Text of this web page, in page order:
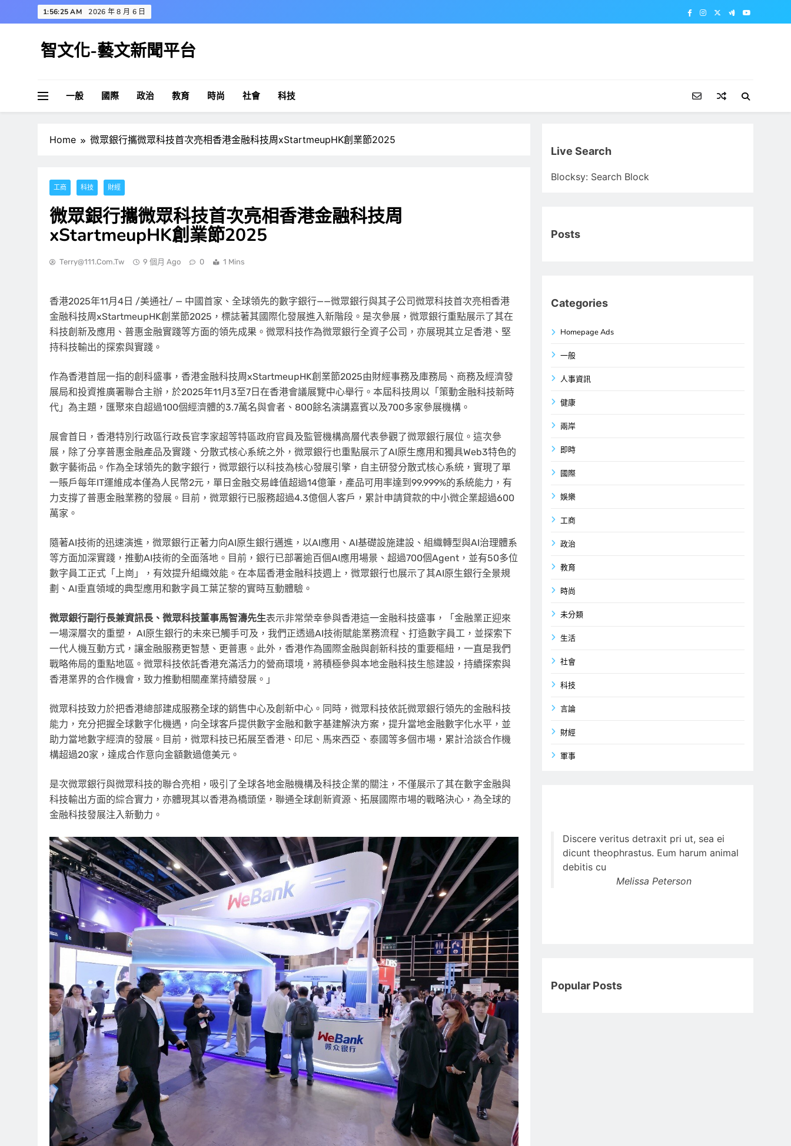
to
1:56:27 AM 2026 年 8 月 6 日
智文化-藝文新聞平台
一般 國際 政治 教育 時尚 社會 科技
Home 微眾銀行攜微眾科技首次亮相香港金融科技周xStartmeupHK創業節2025
工商 科技 財經
微眾銀行攜微眾科技首次亮相香港金融科技周
xStartmeupHK創業節2025
Terry@111.com.tw 9 個月 Ago 0 1 Mins
香港2025年11月4日 /美通社/ — 中國首家、全球領先的數字銀行——微眾銀行與其子公司微眾科技首次亮相香港
金融科技周xStartmeupHK創業節2025，標誌著其國際化發展進入新階段。是次參展，微眾銀行重點展示了其在
科技創新及應用、普惠金融實踐等方面的領先成果。微眾科技作為微眾銀行全資子公司，亦展現其立足香港、堅
持科技輸出的探索與實踐。
作為香港首屈一指的創科盛事，香港金融科技周xStartmeupHK創業節2025由財經事務及庫務局、商務及經濟發
展局和投資推廣署聯合主辦，於2025年11月3至7日在香港會議展覽中心舉行。本屆科技周以「策動金融科技新時
代」為主題，匯聚來自超過100個經濟體的3.7萬名與會者、800餘名演講嘉賓以及700多家參展機構。
展會首日，香港特別行政區行政長官李家超等特區政府官員及監管機構高層代表參觀了微眾銀行展位。這次參
展，除了分享普惠金融產品及實踐、分散式核心系統之外，微眾銀行也重點展示了AI原生應用和獨具Web3特色的
數字藝術品。作為全球領先的數字銀行，微眾銀行以科技為核心發展引擎，自主研發分散式核心系統，實現了單
一賬戶每年IT運維成本僅為人民幣2元，單日金融交易峰值超過14億筆，產品可用率達到99.999%的系統能力，有
力支撐了普惠金融業務的發展。目前，微眾銀行已服務超過4.3億個人客戶，累計申請貸款的中小微企業超過600
萬家。
隨著AI技術的迅速演進，微眾銀行正著力向AI原生銀行邁進，以AI應用、AI基礎設施建設、組織轉型與AI治理體系
等方面加深實踐，推動AI技術的全面落地。目前，銀行已部署逾百個AI應用場景、超過700個Agent，並有50多位
數字員工正式「上崗」，有效提升組織效能。在本屆香港金融科技週上，微眾銀行也展示了其AI原生銀行全景規
劃、AI垂直領域的典型應用和數字員工葉芷黎的實時互動體驗。
微眾銀行副行長兼資訊長、微眾科技董事馬智濤先生表示非常榮幸參與香港這一金融科技盛事，「金融業正迎來
一場深層次的重塑， AI原生銀行的未來已觸手可及，我們正透過AI技術賦能業務流程、打造數字員工，並探索下
一代人機互動方式，讓金融服務更智慧、更普惠。此外，香港作為國際金融與創新科技的重要樞紐，一直是我們
戰略佈局的重點地區。微眾科技依託香港充滿活力的營商環境，將積極參與本地金融科技生態建設，持續探索與
香港業界的合作機會，致力推動相關產業持續發展。」
微眾科技致力於把香港總部建成服務全球的銷售中心及創新中心。同時，微眾科技依託微眾銀行領先的金融科技
能力，充分把握全球數字化機遇，向全球客戶提供數字金融和數字基建解決方案，提升當地金融數字化水平，並
助力當地數字經濟的發展。目前，微眾科技已拓展至香港、印尼、馬來西亞、泰國等多個市場，累計洽談合作機
構超過20家，達成合作意向金額數過億美元。
是次微眾銀行與微眾科技的聯合亮相，吸引了全球各地金融機構及科技企業的關注，不僅展示了其在數字金融與
科技輸出方面的綜合實力，亦體現其以香港為橋頭堡，聯通全球創新資源、拓展國際市場的戰略決心，為全球的
金融科技發展注入新動力。
Live Search
Blocksy: Search Block
Posts
Categories
Homepage Ads
一般
人事資訊
健康
兩岸
即時
國際
娛樂
工商
政治
教育
時尚
未分類
生活
社會
科技
言論
財經
軍事
Discere veritus detraxit pri ut, sea ei
dicunt theophrastus. Eum harum animal
debitis cu
Melissa Peterson
Popular Posts